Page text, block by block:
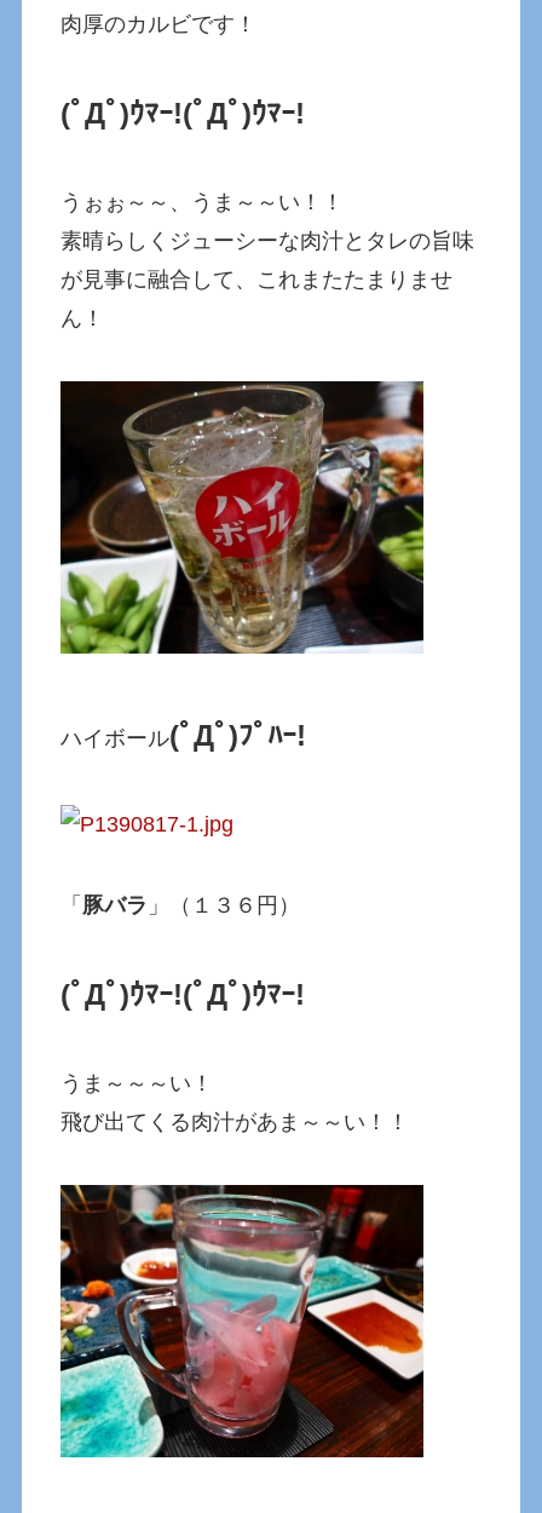
肉厚のカルビです！
(ﾟДﾟ)ｳﾏｰ!(ﾟДﾟ)ｳﾏｰ!
うぉぉ～～、うま～～い！！
素晴らしくジューシーな肉汁とタレの旨味
が見事に融合して、これまたたまりませ
ん！
ハイボール(ﾟДﾟ)ﾌﾟﾊｰ!
「 豚バラ 」（１３６円）
(ﾟДﾟ)ｳﾏｰ!(ﾟДﾟ)ｳﾏｰ!
うま～～～い！
飛び出てくる肉汁があま～～い！！